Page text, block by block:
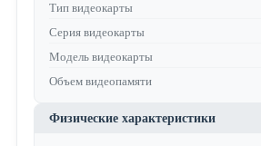
Тип видеокарты
Серия видеокарты
Модель видеокарты
Объем видеопамяти
Физические характеристики